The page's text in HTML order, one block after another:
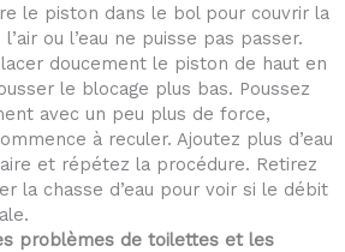
le piston dans le bol pour couvrir la
ou l’eau ne puisse pas passer.
doucement le piston de haut en
le blocage plus bas. Poussez
avec un peu plus de force,
à reculer. Ajoutez plus d’eau
et répétez la procédure. Retirez
la chasse d’eau pour voir si le débit
problèmes de toilettes et les